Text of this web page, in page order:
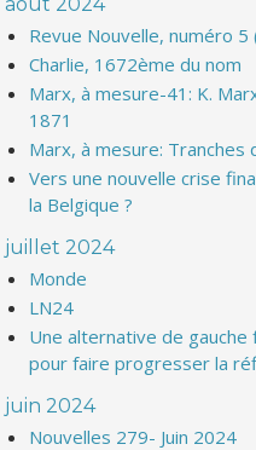
Revue Nouvelle, numéro 5
Charlie, 1672ème du nom
Marx, à mesure-41: K.
1871
Marx, à mesure: Tranches
Vers une nouvelle crise
la Belgique ?
juillet 2024
Monde
LN24
Une alternative de gauche
pour faire progresser la
juin 2024
Nouvelles 279- Juin 2024